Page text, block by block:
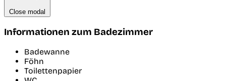
Close modal
Informationen zum Badezimmer
Badewanne
Föhn
Toilettenpapier